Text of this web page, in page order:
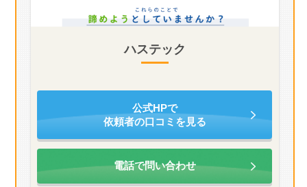
ハステック
公式HPで
依頼者の口コミを見る
電話で問い合わせ